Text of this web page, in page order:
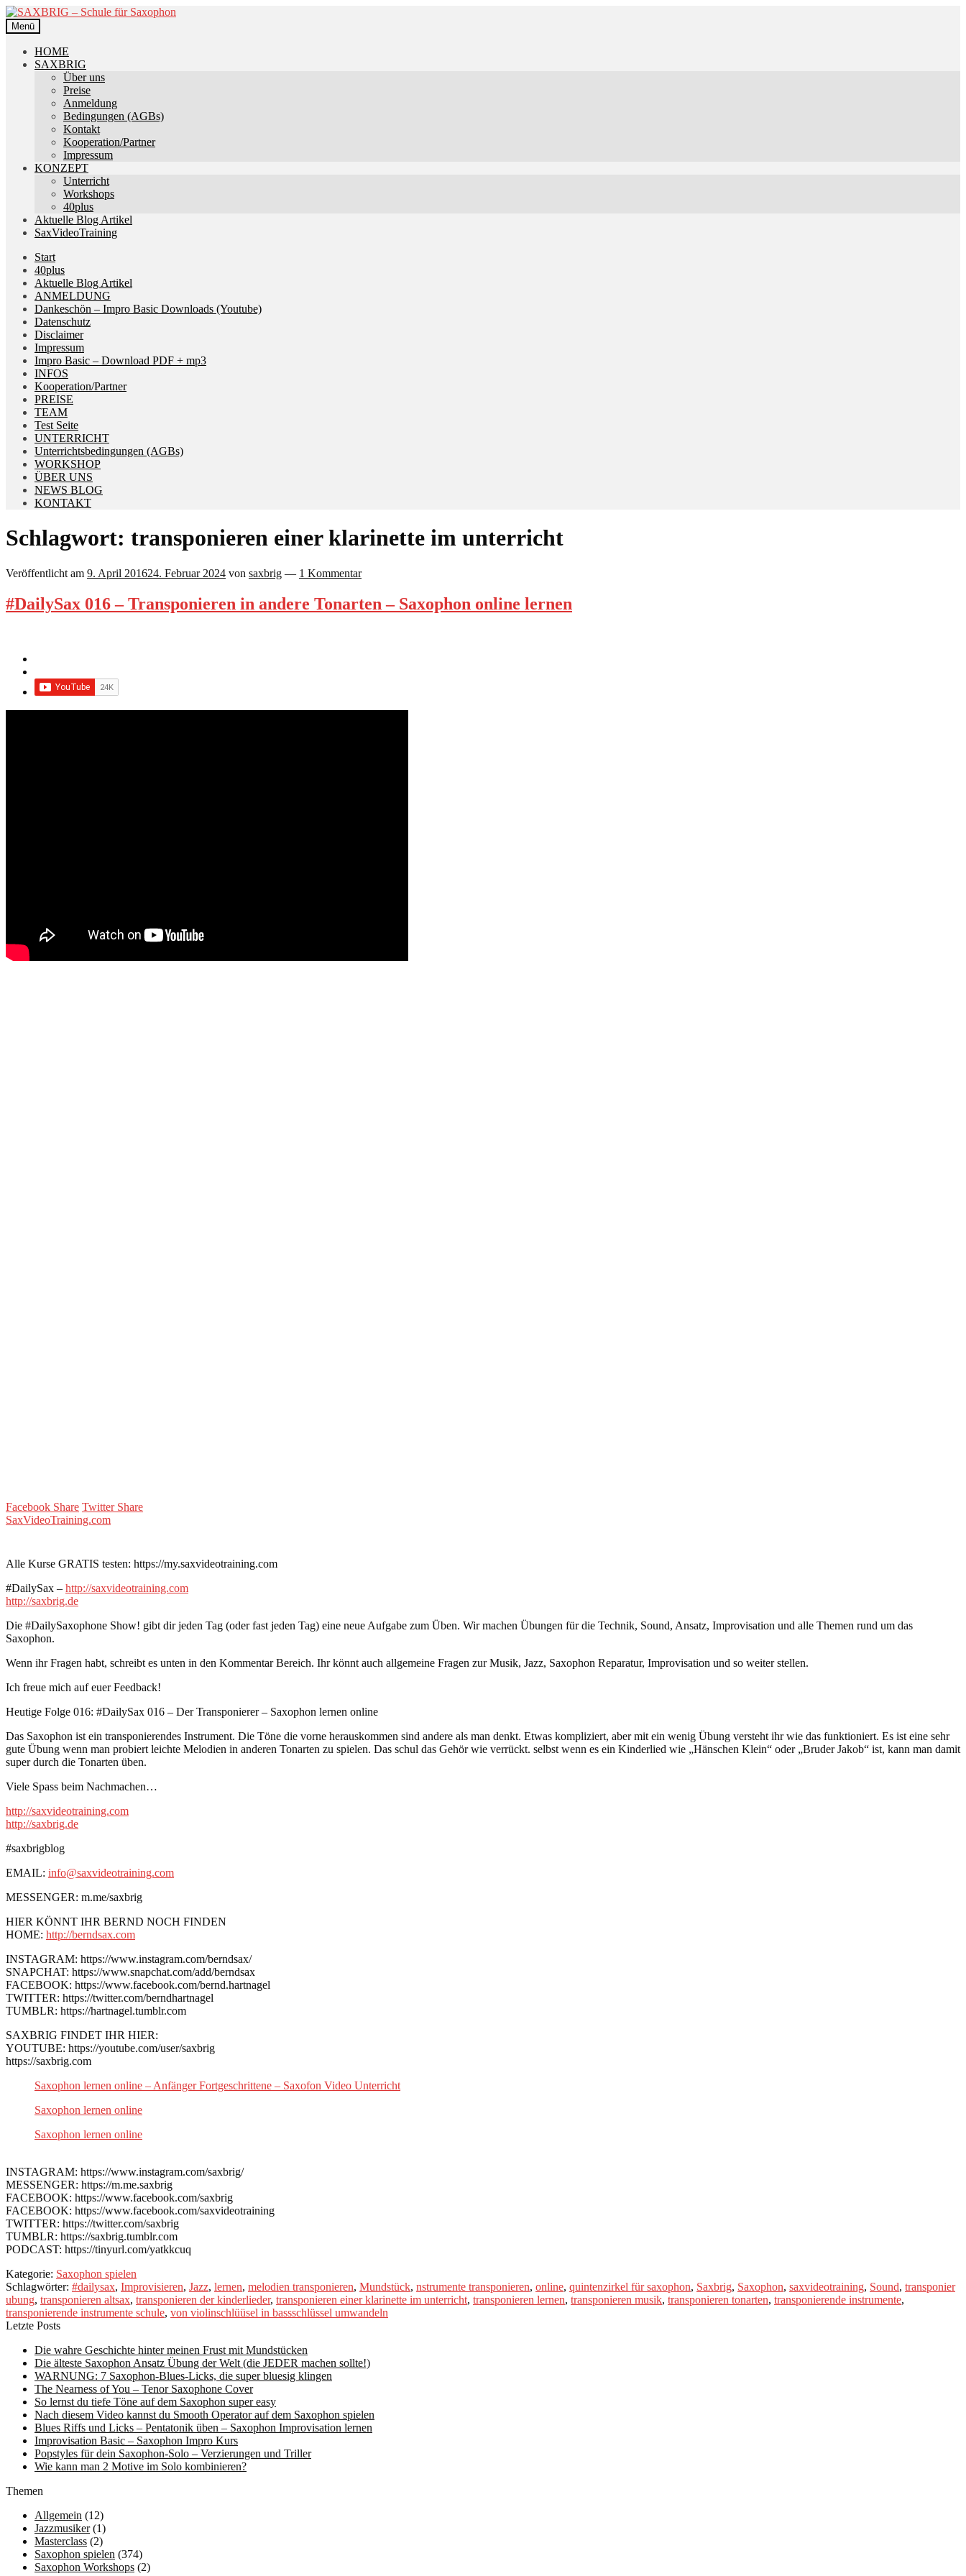
Zur
Navigation
springen
Zum
Inhalt
springen
Menü
HOME
SAXBRIG
Über uns
Preise
Anmeldung
Bedingungen (AGBs)
Kontakt
Kooperation/Partner
Impressum
KONZEPT
Unterricht
Workshops
40plus
Aktuelle Blog Artikel
SaxVideoTraining
Start
40plus
Aktuelle Blog Artikel
ANMELDUNG
Dankeschön – Impro Basic Downloads (Youtube)
Datenschutz
Disclaimer
Impressum
Impro Basic – Download PDF + mp3
INFOS
Kooperation/Partner
PREISE
TEAM
Test Seite
UNTERRICHT
Unterrichtsbedingungen (AGBs)
WORKSHOP
ÜBER UNS
NEWS BLOG
KONTAKT
Schlagwort: transponieren einer klarinette im unterricht
Veröffentlicht am 9. April 201624. Februar 2024 von saxbrig — 1 Kommentar
#DailySax 016 – Transponieren in andere Tonarten – Saxophon online lernen
Facebook Share Twitter Share
SaxVideoTraining.com
Alle Kurse GRATIS testen: https://my.saxvideotraining.com
#DailySax – http://saxvideotraining.com
http://saxbrig.de
Die #DailySaxophone Show! gibt dir jeden Tag (oder fast jeden Tag) eine neue Aufgabe zum Üben. Wir machen Übungen für die Technik, Sound, Ansatz, Improvisation und alle Themen rund um das
Saxophon.
Wenn ihr Fragen habt, schreibt es unten in den Kommentar Bereich. Ihr könnt auch allgemeine Fragen zur Musik, Jazz, Saxophon Reparatur, Improvisation und so weiter stellen.
Ich freue mich auf euer Feedback!
Heutige Folge 016: #DailySax 016 – Der Transponierer – Saxophon lernen online
Das Saxophon ist ein transponierendes Instrument. Die Töne die vorne herauskommen sind andere als man denkt. Etwas kompliziert, aber mit ein wenig Übung versteht ihr wie das funktioniert. Es ist eine sehr
gute Übung wenn man probiert leichte Melodien in anderen Tonarten zu spielen. Das schul das Gehör wie verrückt. selbst wenn es ein Kinderlied wie „Hänschen Klein“ oder „Bruder Jakob“ ist, kann man damit
super durch die Tonarten üben.
Viele Spass beim Nachmachen…
http://saxvideotraining.com
http://saxbrig.de
#saxbrigblog
EMAIL: info@saxvideotraining.com
MESSENGER: m.me/saxbrig
HIER KÖNNT IHR BERND NOCH FINDEN
HOME: http://berndsax.com
INSTAGRAM: https://www.instagram.com/berndsax/
SNAPCHAT: https://www.snapchat.com/add/berndsax
FACEBOOK: https://www.facebook.com/bernd.hartnagel
TWITTER: https://twitter.com/berndhartnagel
TUMBLR: https://hartnagel.tumblr.com
SAXBRIG FINDET IHR HIER:
YOUTUBE: https://youtube.com/user/saxbrig
https://saxbrig.com
Saxophon lernen online – Anfänger Fortgeschrittene – Saxofon Video Unterricht
Saxophon lernen online
Saxophon lernen online
INSTAGRAM: https://www.instagram.com/saxbrig/
MESSENGER: https://m.me.saxbrig
FACEBOOK: https://www.facebook.com/saxbrig
FACEBOOK: https://www.facebook.com/saxvideotraining
TWITTER: https://twitter.com/saxbrig
TUMBLR: https://saxbrig.tumblr.com
PODCAST: https://tinyurl.com/yatkkcuq
Kategorie: Saxophon spielen
Schlagwörter: #dailysax, Improvisieren, Jazz, lernen, melodien transponieren, Mundstück, nstrumente transponieren, online, quintenzirkel für saxophon, Saxbrig, Saxophon, saxvideotraining, Sound, transponier
ubung, transponieren altsax, transponieren der kinderlieder, transponieren einer klarinette im unterricht, transponieren lernen, transponieren musik, transponieren tonarten, transponierende instrumente,
transponierende instrumente schule, von violinschlüüsel in bassschlüssel umwandeln
Letzte Posts
Die wahre Geschichte hinter meinen Frust mit Mundstücken
Die älteste Saxophon Ansatz Übung der Welt (die JEDER machen sollte!)
WARNUNG: 7 Saxophon-Blues-Licks, die super bluesig klingen
The Nearness of You – Tenor Saxophone Cover
So lernst du tiefe Töne auf dem Saxophon super easy
Nach diesem Video kannst du Smooth Operator auf dem Saxophon spielen
Blues Riffs und Licks – Pentatonik üben – Saxophon Improvisation lernen
Improvisation Basic – Saxophon Impro Kurs
Popstyles für dein Saxophon-Solo – Verzierungen und Triller
Wie kann man 2 Motive im Solo kombinieren?
Themen
Allgemein (12)
Jazzmusiker(1)
Masterclass (2)
Saxophon spielen (374)
Saxophon Workshops (2)